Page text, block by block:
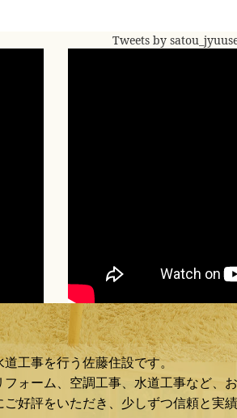
Tweets by
工事を行う佐藤住設です。
ォーム、空調工事、水道工事など、
好評をいただき、少しずつ信頼と実